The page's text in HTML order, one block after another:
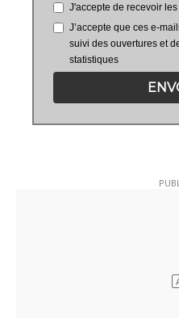
J'accepte de recevoir
J’accepte que ces e-
suivi des ouvertures et
statistiques